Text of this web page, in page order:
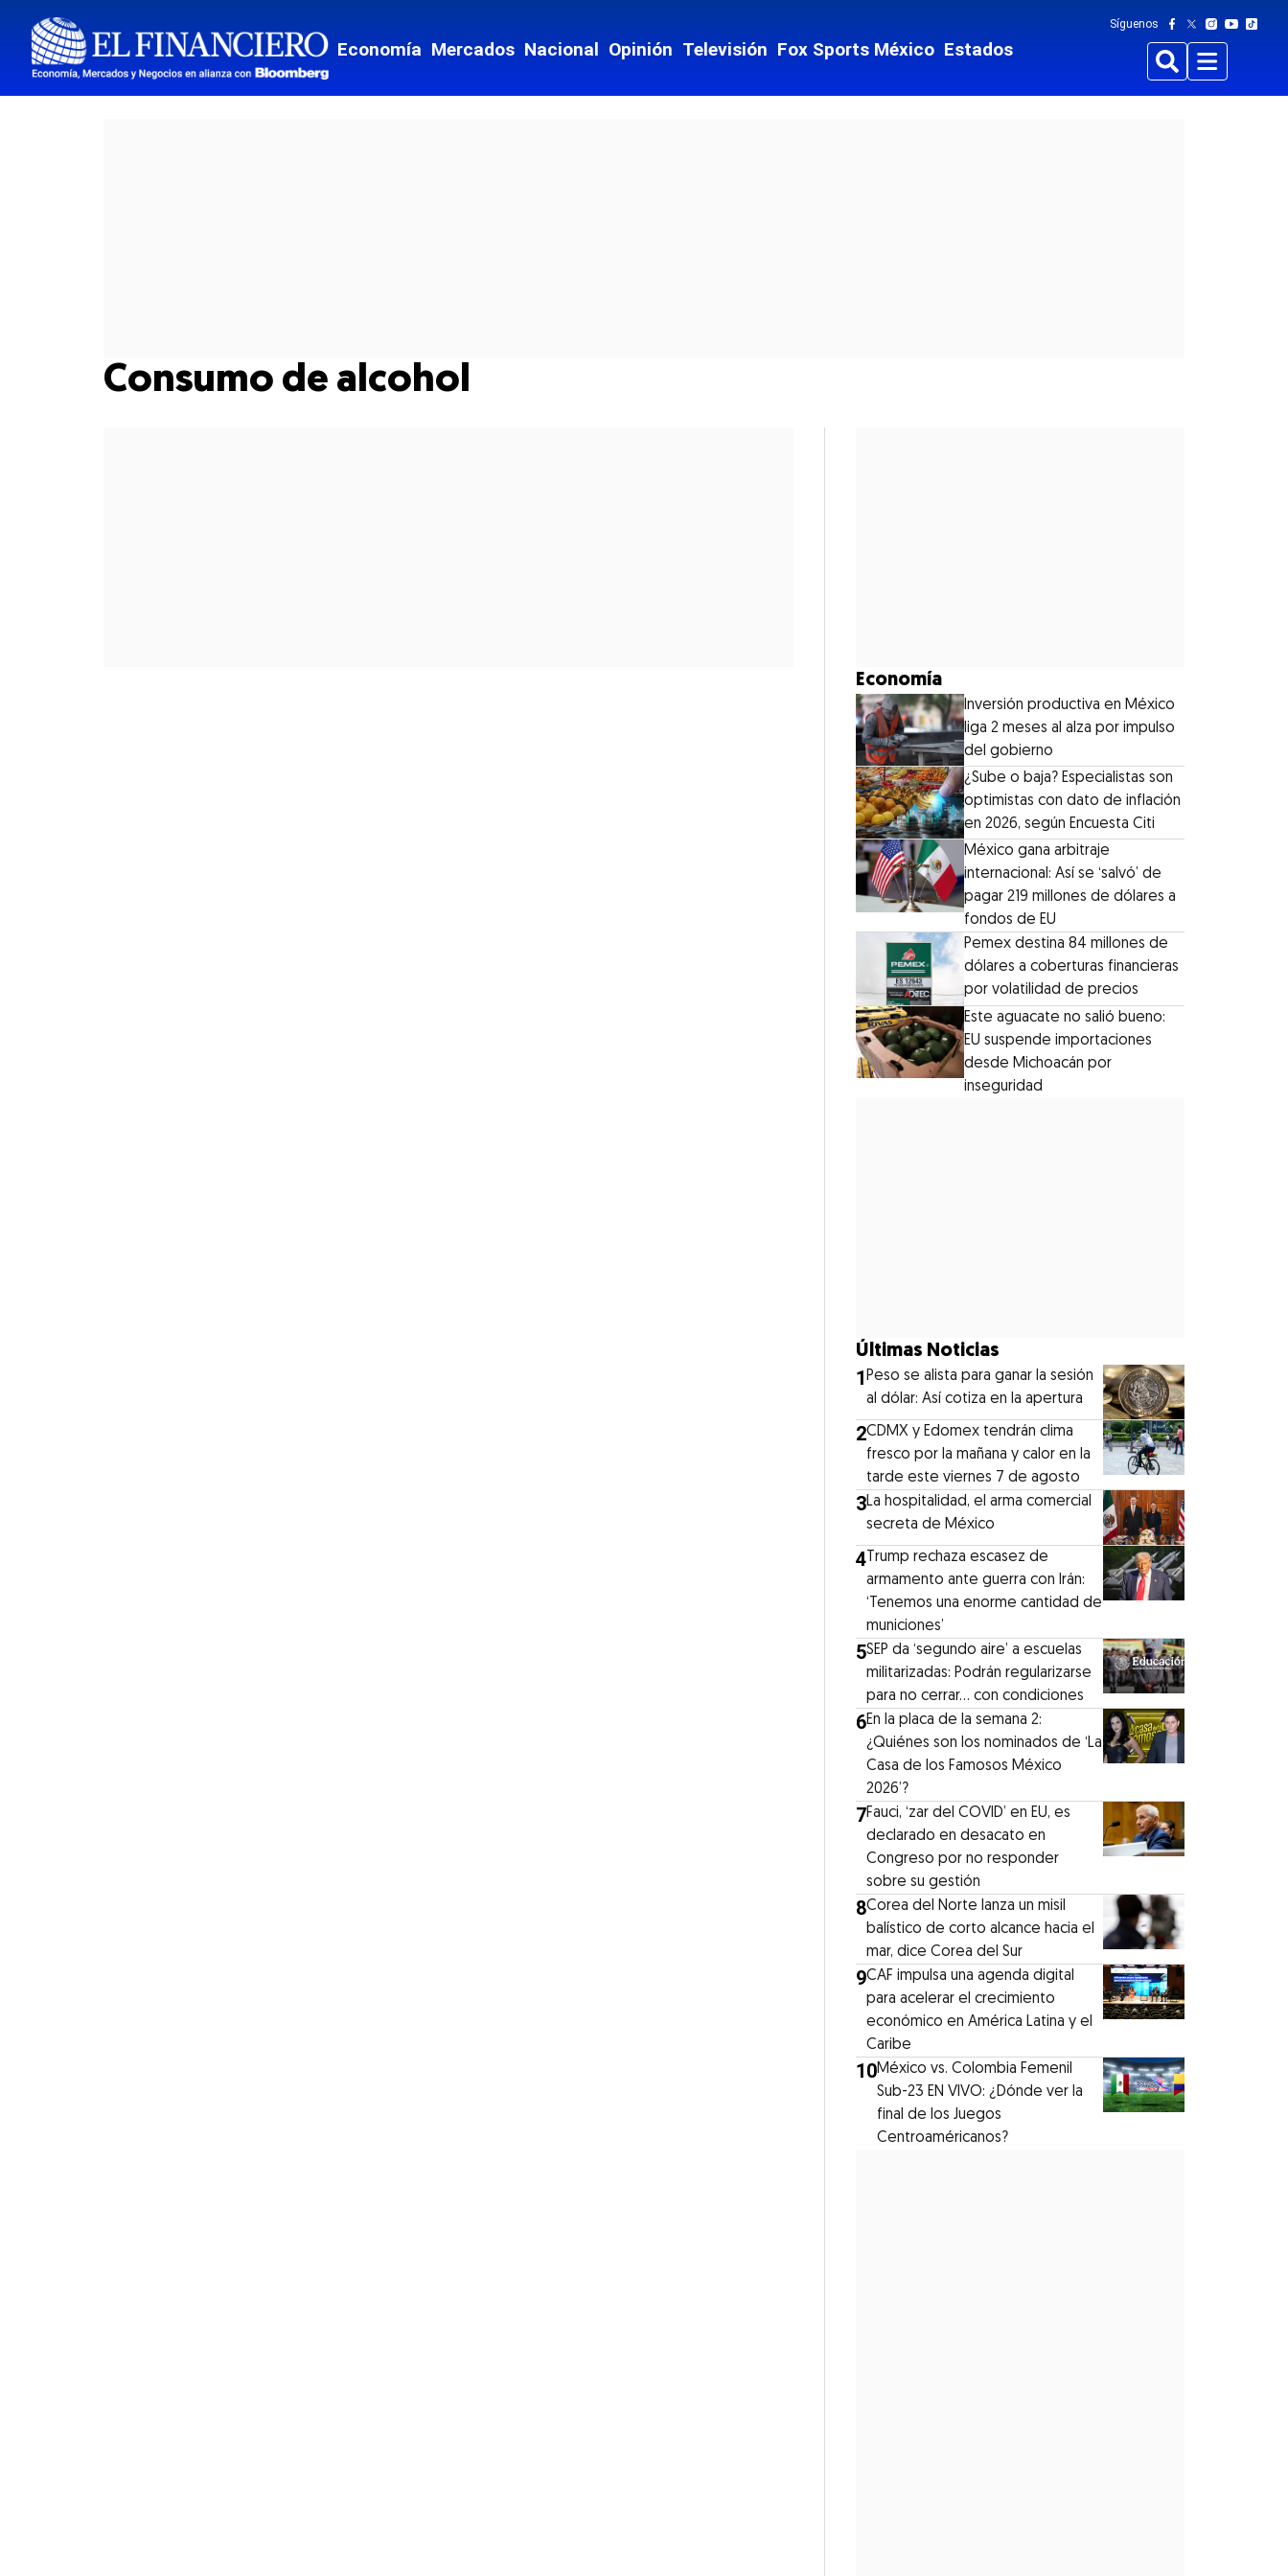
Economía Mercados Nacional Opinión Televisión Fox Sports México Estados
Síguenos
BuscarMenu
Consumo de alcohol
Economía
Inversión productiva en México
liga 2 meses al alza por impulso
del gobierno
¿Sube o baja? Especialistas son
optimistas con dato de inflación
en 2026, según Encuesta Citi
México gana arbitraje
internacional: Así se ‘salvó’ de
pagar 219 millones de dólares a
fondos de EU
Pemex destina 84 millones de
dólares a coberturas financieras
por volatilidad de precios
Este aguacate no salió bueno:
EU suspende importaciones
desde Michoacán por
inseguridad
Últimas Noticias
1Peso se alista para ganar la sesión
al dólar: Así cotiza en la apertura
2CDMX y Edomex tendrán clima
fresco por la mañana y calor en la
tarde este viernes 7 de agosto
3La hospitalidad, el arma comercial
secreta de México
4 Trump rechaza escasez de
armamento ante guerra con Irán:
‘Tenemos una enorme cantidad de
municiones’
5SEP da ‘segundo aire’ a escuelas
militarizadas: Podrán regularizarse
para no cerrar... con condiciones
6En la placa de la semana 2:
¿Quiénes son los nominados de ‘La
Casa de los Famosos México
2026’?
7Fauci, ‘zar del COVID’ en EU, es
declarado en desacato en
Congreso por no responder
sobre su gestión
8Corea del Norte lanza un misil
balístico de corto alcance hacia el
mar, dice Corea del Sur
9CAF impulsa una agenda digital
para acelerar el crecimiento
económico en América Latina y el
Caribe
10México vs. Colombia Femenil
Sub-23 EN VIVO: ¿Dónde ver la
final de los Juegos
Centroaméricanos?